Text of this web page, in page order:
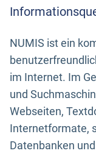
NUMIS ist ein
im Internet. Im
und
Webseiten,
Internetformate,
Datenbanken